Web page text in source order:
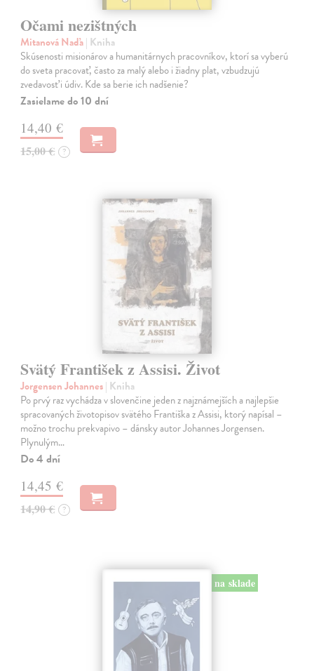
Očami nezištných
Mitanová Naďa| Kniha
Skúsenosti misionárov a humanitárnych pracovníkov, ktorí sa vyberú
do sveta pracovať, často za malý alebo i žiadny plat, vzbudzujú
zvedavosť i údiv. Kde sa berie ich nadšenie?
Zasielame do 10 dní
14,40 €
15,00 € ?
Svätý František z Assisi. Život
Jorgensen Johannes| Kniha
Po prvý raz vychádza v slovenčine jeden z najznámejších a najlepšie
spracovaných životopisov svätého Františka z Assisi, ktorý napísal –
možno trochu prekvapivo – dánsky autor Johannes Jorgensen.
Plynulým…
Do 4 dní
14,45 €
14,90 € ?
na sklade